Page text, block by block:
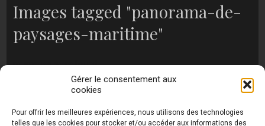
Gérer le consentement aux
cookies
Pour offrir les meilleures expériences, nous utilisons des technologies
telles que les cookies pour stocker et/ou accéder aux informations des
Images tagged "panorama-de-
paysages-maritime"
no images were found
Photos de Thierry Raynaud - portraits shootings